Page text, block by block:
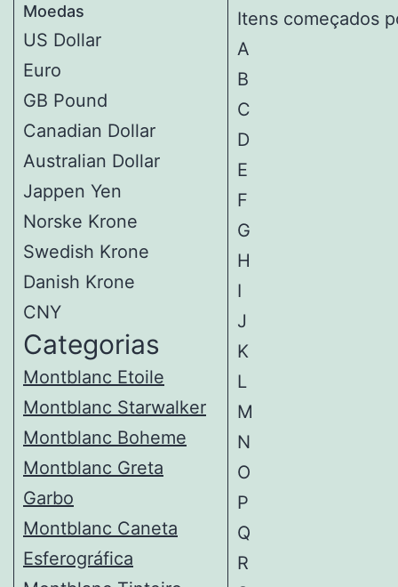
Moedas
US Dollar
Euro
GB Pound
Canadian Dollar
Australian Dollar
Jappen Yen
Norske Krone
Swedish Krone
Danish Krone
CNY
Categorias
Montblanc Etoile
Montblanc Starwalker
Montblanc Boheme
Montblanc Greta
Garbo
Montblanc Caneta
Esferográfica
Itens começados
A
B
C
D
E
F
G
H
I
J
K
L
M
N
O
P
Q
R